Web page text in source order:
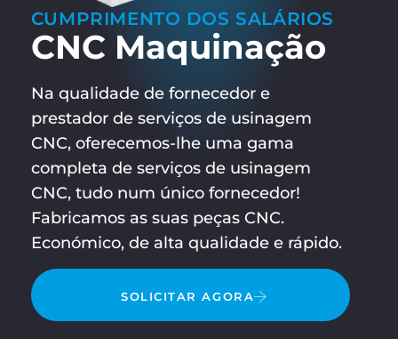
CUMPRIMENTO DOS SALÁRIOS
CNC Maquinação
Na qualidade de fornecedor e
prestador de serviços de usinagem
CNC, oferecemos-lhe uma gama
completa de serviços de usinagem
CNC, tudo num único fornecedor!
Fabricamos as suas peças CNC.
Económico, de alta qualidade e rápido.
SOLICITAR AGORA